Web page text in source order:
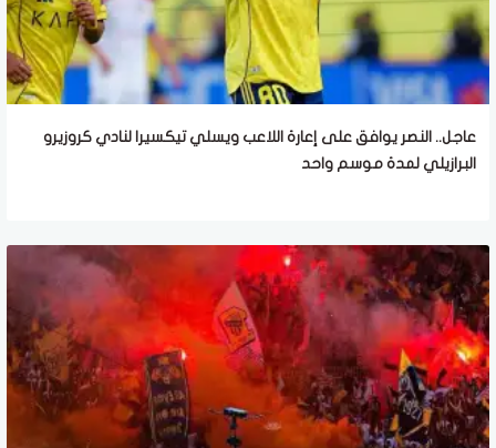
عاجل.. النصر يوافق على إعارة اللاعب ويسلي تيكسيرا لنادي كروزيرو
البرازيلي لمدة موسم واحد